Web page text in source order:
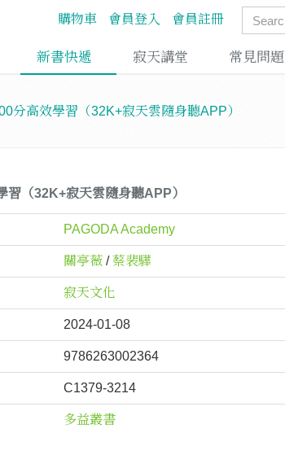
購物車 會員登入 會員註冊
新書快遞 寂天講堂 常見問題
分高效學習（32K+寂天雲隨身聽APP）
（32K+寂天雲隨身聽APP）
PAGODA Academy
關亭薇 /蔡裴驊
寂天文化
2024-01-08
9786263002364
C1379-3214
多益叢書